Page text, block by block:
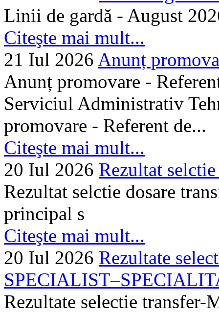
Linii de gardă - August
Citeşte mai mult...
21 Iul 2026 Anunț
Anunț promovare -
Serviciul Administrativ
promovare - Referent de...
Citeşte mai mult...
20 Iul 2026 Rezultat
Rezultat selctie dosare
principal s
Citeşte mai mult...
20 Iul 2026 Rezultate
Rezultate selectie